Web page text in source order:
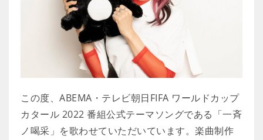
この度、ABEMA・テレビ朝日FIFA ワールドカップ
カタール 2022 番組公式テーマソングである「一斉
ノ喝采」を歌わせていただいています。楽曲制作